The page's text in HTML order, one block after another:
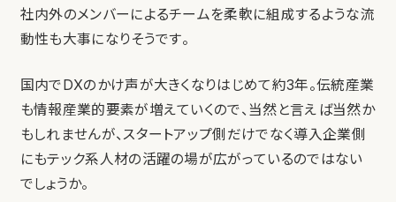
社内外のメンバーによるチームを柔軟に組成するような流
動性も大事になりそうです。
国内でDXのかけ声が大きくなりはじめて約3年。伝統産業
も情報産業的要素が増えていくので、当然と言えば当然か
もしれませんが、スタートアップ側だけでなく導入企業側
にもテック系人材の活躍の場が広がっているのではない
でしょうか。